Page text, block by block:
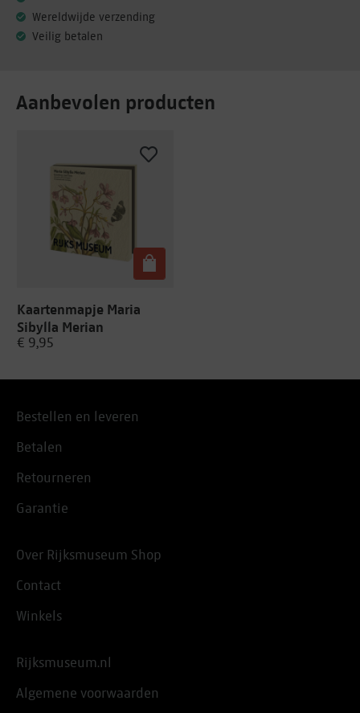
Wereldwijde verzending
Veilig betalen
Aanbevolen producten
Kaartenmapje Maria
Sibylla Merian
€ 9,95
Bestellen en leveren
Betalen
Retourneren
Garantie
Over Rijksmuseum Shop
Contact
Winkels
Rijksmuseum.nl
Algemene voorwaarden